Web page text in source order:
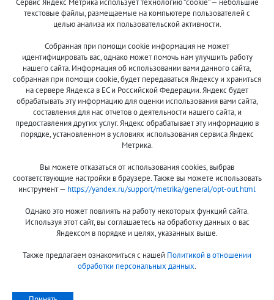
© 2013-2024 "Волжские приманки"
8 (800)
500-7844
Оплата и доставка
О компании
Акции и скидки
Новости
Контакты
Помощь
Принимаем к оплате:
Сервис Яндекс Метрика использует технологию “cookie” — небольшие
текстовые файлы, размещаемые на компьютере пользователей с
целью анализа их пользовательской активности.
Собранная при помощи cookie информация не может
идентифицировать вас, однако может помочь нам улучшить работу
нашего сайта. Информация об использовании вами данного сайта,
собранная при помощи cookie, будет передаваться Яндексу и храниться
на сервере Яндекса в ЕС и Российской Федерации. Яндекс будет
обрабатывать эту информацию для оценки использования вами сайта,
составления для нас отчетов о деятельности нашего сайта, и
предоставления других услуг. Яндекс обрабатывает эту информацию в
порядке, установленном в условиях использования сервиса Яндекс
Метрика.
Вы можете отказаться от использования cookies, выбрав
соответствующие настройки в браузере. Также вы можете использовать
инструмент — https://yandex.ru/support/metrika/general/opt-out.html
Однако это может повлиять на работу некоторых функций сайта.
Используя этот сайт, вы соглашаетесь на обработку данных о вас
Яндексом в порядке и целях, указанных выше.
Также предлагаем ознакомиться с нашей Политикой в отношении
обработки персональных данных.